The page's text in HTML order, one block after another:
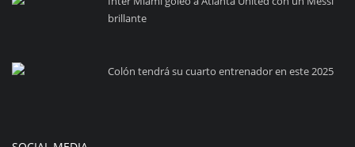
brillante
Colón tendrá su cuarto entrenador en este 2025